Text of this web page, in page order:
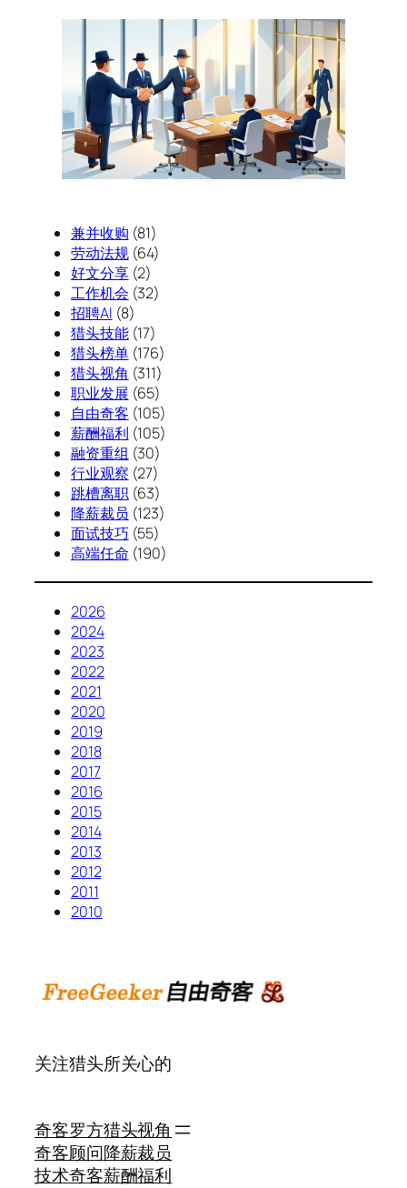
兼并收购 (81)
劳动法规(64)
好文分享(2)
工作机会 (32)
招聘AI (8)
猎头技能(17)
猎头榜单(176)
猎头视角 (311)
职业发展 (65)
自由奇客 (105)
薪酬福利 (105)
融资重组 (30)
行业观察 (27)
跳槽离职(63)
降薪裁员 (123)
面试技巧 (55)
高端任命 (190)
2026
2024
2023
2022
2021
2020
2019
2018
2017
2016
2015
2014
2013
2012
2011
2010
关注猎头所关心的
奇客罗方
奇客顾问
技术奇客
猎头视角
降薪裁员
薪酬福利